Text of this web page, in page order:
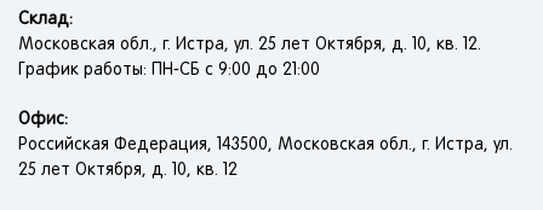
Склад:
Московская обл., г. Истра, ул. 25 лет Октября, д. 10, кв. 12.
График работы: ПН-СБ с 9:00 до 21:00
Офис:
Российская Федерация, 143500, Московская обл., г. Истра, ул.
25 лет Октября, д. 10, кв. 12